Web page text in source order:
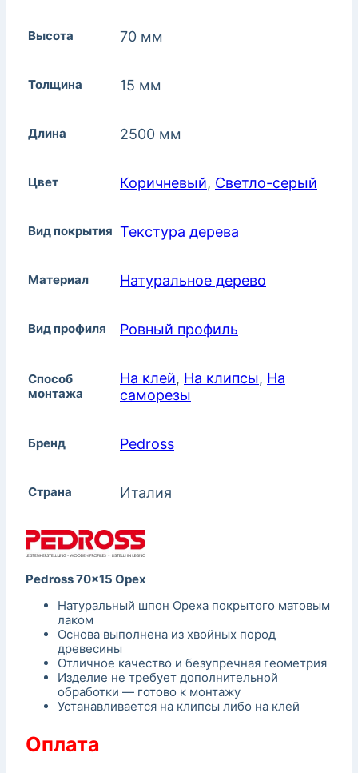
Высота 70 мм
Толщина 15 мм
Длина 2500 мм
Цвет Коричневый, Светло-серый
Вид покрытия Текстура дерева
Материал Натуральное дерево
Вид профиля Ровный профиль
Способ
монтажа
На клей, На клипсы, На
саморезы
Бренд Pedross
Страна Италия
Pedross 70×15 Орех
Натуральный шпон Ореха покрытого матовым
лаком
Основа выполнена из хвойных пород
древесины
Отличное качество и безупречная геометрия
Изделие не требует дополнительной
обработки — готово к монтажу
Устанавливается на клипсы либо на клей
Оплата